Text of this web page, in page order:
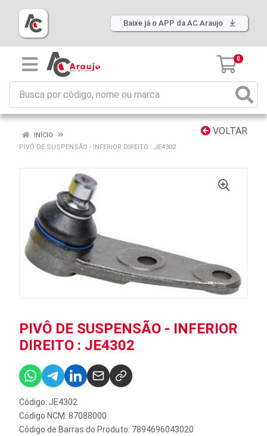
Baixe já o APP da AC Araujo
0
VOLTAR
INÍCIO
PIVÔ DE SUSPENSÃO - INFERIOR DIREITO : JE4302
PIVÔ DE SUSPENSÃO - INFERIOR
DIREITO : JE4302
Código: JE4302
Código NCM: 87088000
Código de Barras do Produto: 7894696043020